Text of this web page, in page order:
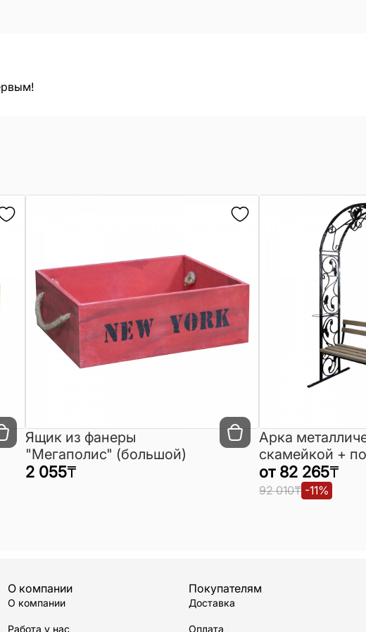
Ящик из фанеры
"Мегаполис" (большой)
2 055₸
Арка
скамейкой +
для цветов с
элементами
от 82 265₸
92 010₸ -11%
О компании
О компании
Работа у нас
Покупателям
Доставка
Оплата